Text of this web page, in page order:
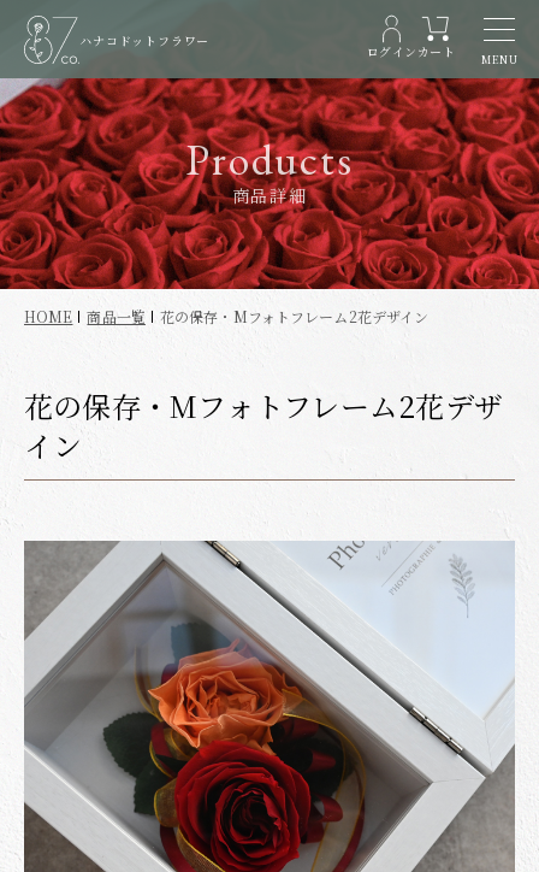
ハナコドットフラワー
MENU
ログイン カート
Products
商品詳細
HOME 商品一覧 花の保存・Mフォトフレーム2花デザイン
花の保存・Mフォトフレーム2花デザ
イン